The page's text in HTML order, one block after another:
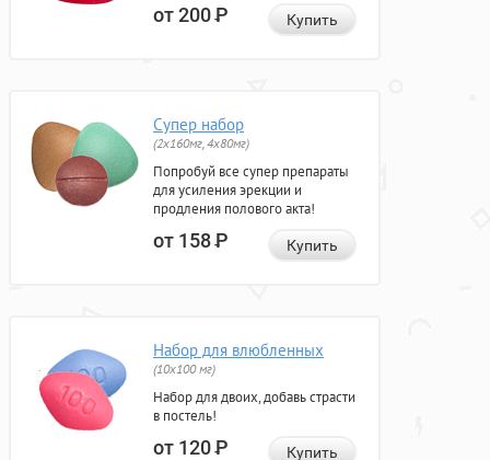
от 200Р Купить
Супер набор
(2х160мг, 4х80мг)
Попробуй все супер препараты
для усиления эрекции и
продления полового акта!
от 158Р Купить
Набор для влюбленных
(10х100 мг)
Набор для двоих, добавь страсти
в постель!
от 120Р Купить